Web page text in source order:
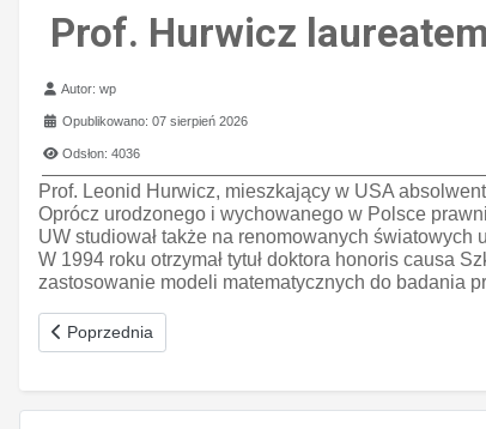
Prof. Hurwicz
Szczegóły
Autor:wp
Opublikowano: 07 sierpień 2026
Odsłon: 4036
Prof. Leonid Hurwicz, mieszkający w USA
Oprócz urodzonego i wychowanego w Polsce
UW studiował także na renomowanych
W 1994 roku otrzymał tytuł doktora honoris causa
zastosowanie modeli matematycznych do badania
Poprzednia strona: Prof. Rachoń przewodniczącym
Poprzednia